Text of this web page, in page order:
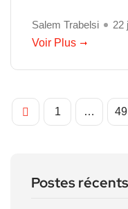
Salem Trabelsi
22
Voir Plus
1 … 49
Postes récents